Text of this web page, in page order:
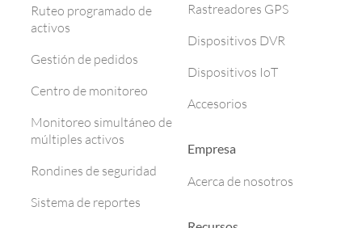
Ruteo programado de
activos
Gestión de pedidos
Centro de monitoreo
Monitoreo simultáneo de
múltiples activos
Rondines de seguridad
Sistema de reportes
Rastreadores GPS
Dispositivos DVR
Dispositivos IoT
Accesorios
Empresa
Acerca de nosotros